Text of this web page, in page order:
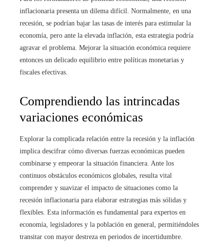
inflacionaria presenta un dilema difícil. Normalmente, en una
recesión, se podrían bajar las tasas de interés para estimular la
economía, pero ante la elevada inflación, esta estrategia podría
agravar el problema. Mejorar la situación económica requiere
entonces un delicado equilibrio entre políticas monetarias y
fiscales efectivas.
Comprendiendo las intrincadas
variaciones económicas
Explorar la complicada relación entre la recesión y la inflación
implica descifrar cómo diversas fuerzas económicas pueden
combinarse y empeorar la situación financiera. Ante los
continuos obstáculos económicos globales, resulta vital
comprender y suavizar el impacto de situaciones como la
recesión inflacionaria para elaborar estrategias más sólidas y
flexibles. Esta información es fundamental para expertos en
economía, legisladores y la población en general, permitiéndoles
transitar con mayor destreza en periodos de incertidumbre.